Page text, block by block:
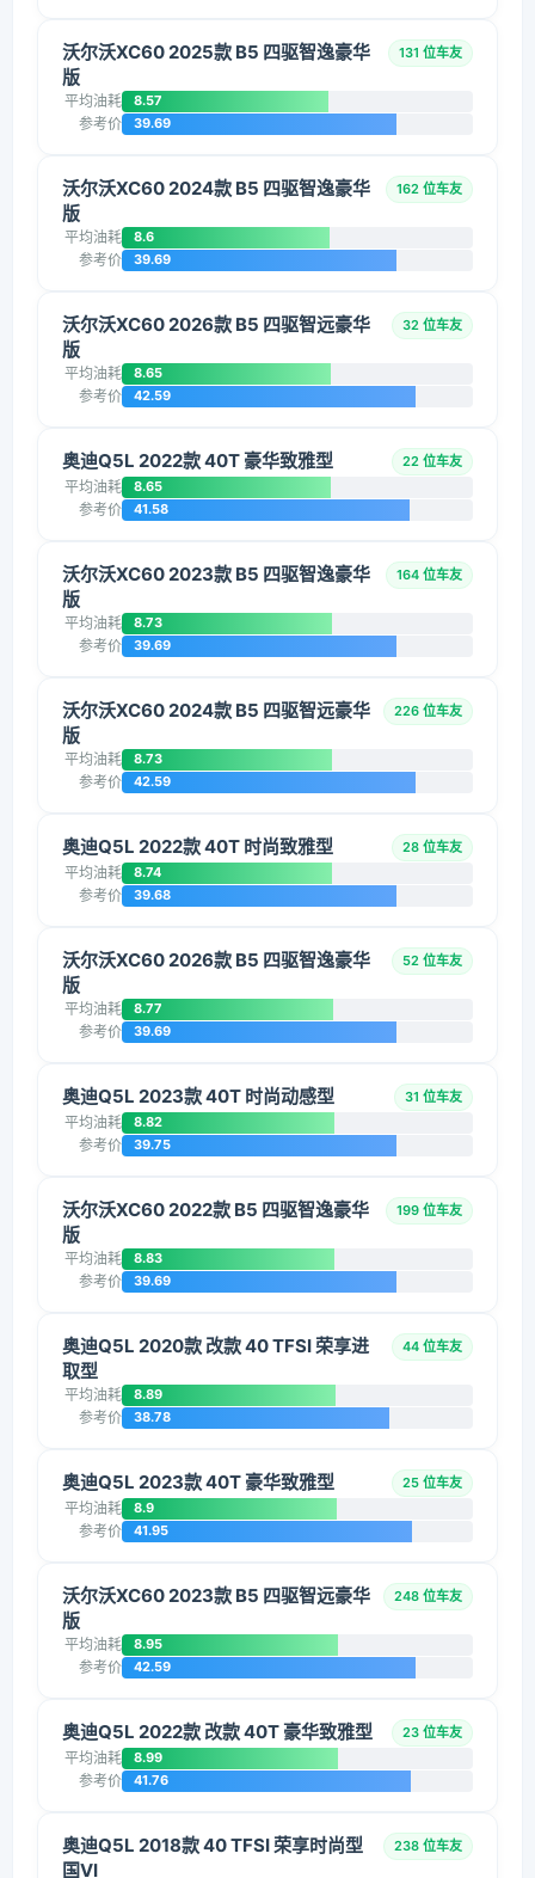
沃尔沃XC60 2025款 B5 四驱智逸豪华
版
131 位车友
平均油耗 8.57
参考价 39.69
沃尔沃XC60 2024款 B5 四驱智逸豪华
版
162 位车友
平均油耗 8.6
参考价 39.69
沃尔沃XC60 2026款 B5 四驱智远豪华
版
32 位车友
平均油耗 8.65
参考价 42.59
奥迪Q5L 2022款 40T 豪华致雅型 22 位车友
平均油耗 8.65
参考价 41.58
沃尔沃XC60 2023款 B5 四驱智逸豪华
版
164 位车友
平均油耗 8.73
参考价 39.69
沃尔沃XC60 2024款 B5 四驱智远豪华
版
226 位车友
平均油耗 8.73
参考价 42.59
奥迪Q5L 2022款 40T 时尚致雅型 28 位车友
平均油耗 8.74
参考价 39.68
沃尔沃XC60 2026款 B5 四驱智逸豪华
版
52 位车友
平均油耗 8.77
参考价 39.69
奥迪Q5L 2023款 40T 时尚动感型 31 位车友
平均油耗 8.82
参考价 39.75
沃尔沃XC60 2022款 B5 四驱智逸豪华
版
199 位车友
平均油耗 8.83
参考价 39.69
奥迪Q5L 2020款 改款 40 TFSI 荣享进
取型
44 位车友
平均油耗 8.89
参考价 38.78
奥迪Q5L 2023款 40T 豪华致雅型 25 位车友
平均油耗 8.9
参考价 41.95
沃尔沃XC60 2023款 B5 四驱智远豪华
版
248 位车友
平均油耗 8.95
参考价 42.59
奥迪Q5L 2022款 改款 40T 豪华致雅型 23 位车友
平均油耗 8.99
参考价 41.76
奥迪Q5L 2018款 40 TFSI 荣享时尚型
国VI
238 位车友